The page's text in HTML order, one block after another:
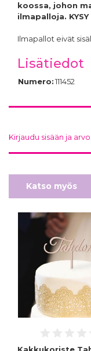
koossa, johon
ilmapalloja. KYSY
Ilmapallot eivät
Lisätiedot
Numero:111452
Kirjaudu sisään ja
Katso myös
Kakkukoriste